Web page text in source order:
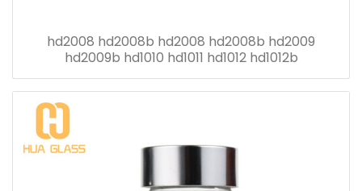
hd2008 hd2008b hd2008 hd2008b hd2009
hd2009b hd1010 hd1011 hd1012 hd1012b